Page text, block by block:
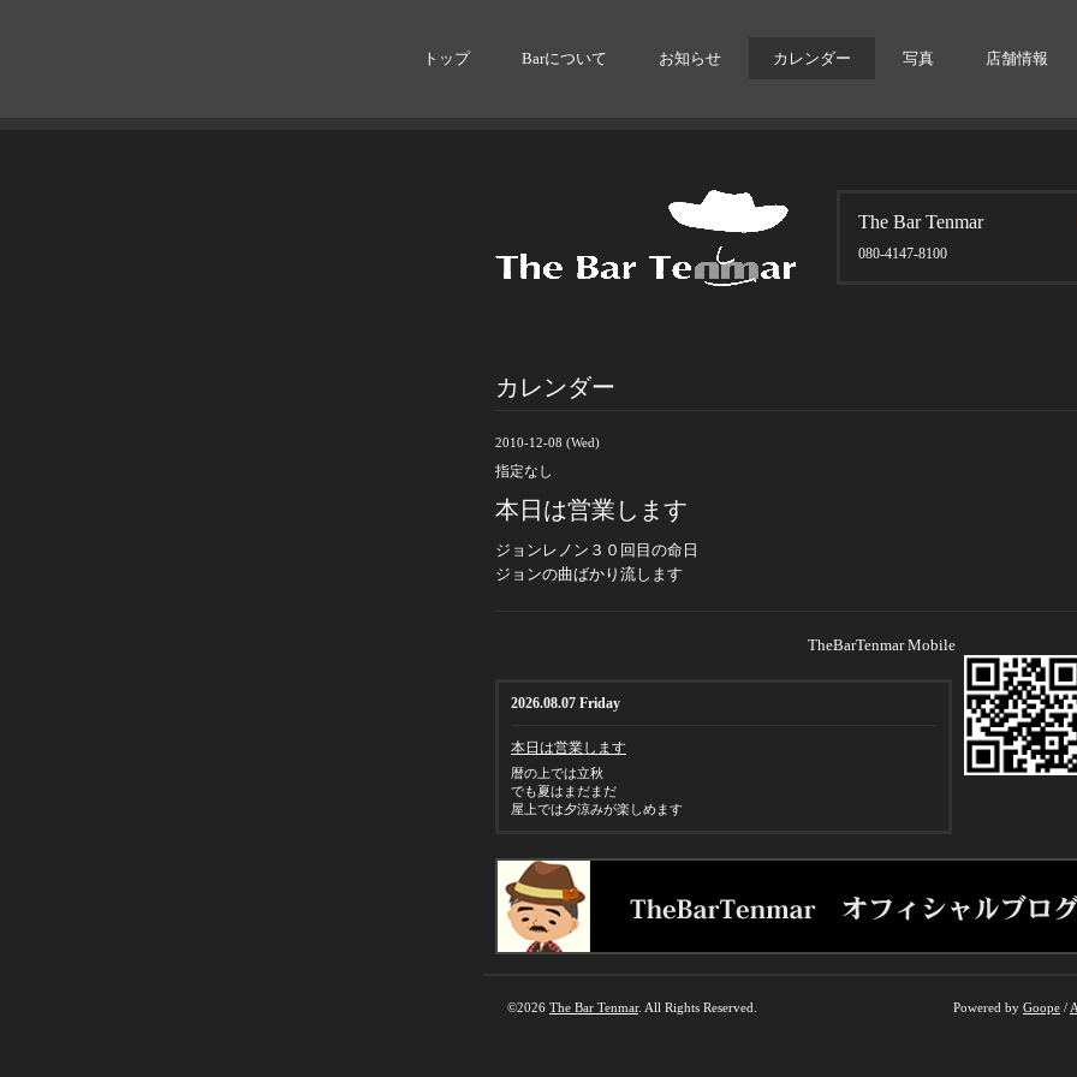
トップ Barについて お知らせ カレンダー 写真 店舗情報
The Bar Tenmar
080-4147-8100
カレンダー
2010-12-08 (Wed)
指定なし
本日は営業します
ジョンレノン３０回目の命日
ジョンの曲ばかり流します
2026.08.07 Friday
本日は営業します
暦の上では立秋
でも夏はまだまだ
屋上では夕涼みが楽しめます
TheBarTenmar Mobile
©2026 The Bar Tenmar. All Rights Reserved. Powered by Goope /